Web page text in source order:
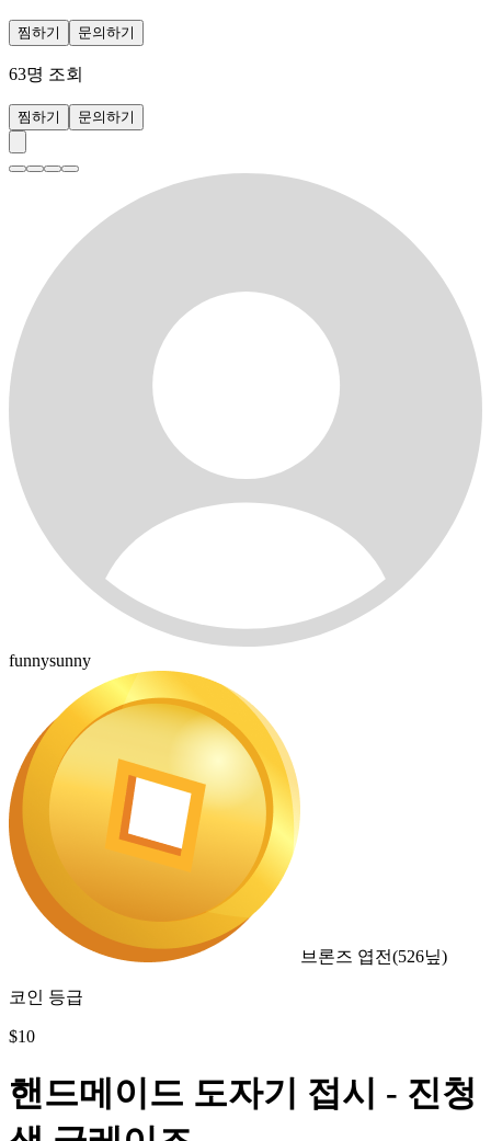
찜하기 문의하기
63명 조회
찜하기 문의하기
funnysunny
브론즈 엽전(526닢)
코인 등급
$10
핸드메이드 도자기 접시 - 진청